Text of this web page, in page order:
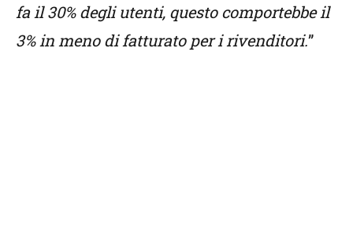
fa il 30% degli utenti, questo comportebbe il
3% in meno di fatturato per i rivenditori.”